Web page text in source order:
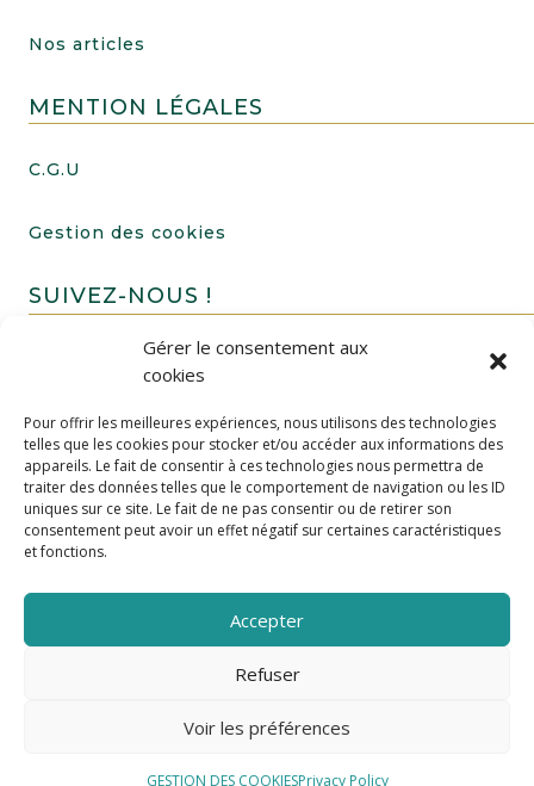
Gérer le consentement aux
cookies
Pour offrir les meilleures expériences, nous utilisons des technologies
telles que les cookies pour stocker et/ou accéder aux informations des
appareils. Le fait de consentir à ces technologies nous permettra de
traiter des données telles que le comportement de navigation ou les ID
uniques sur ce site. Le fait de ne pas consentir ou de retirer son
consentement peut avoir un effet négatif sur certaines caractéristiques
et fonctions.
Accepter
Refuser
Voir les préférences
GESTION DES COOKIESPrivacy Policy
Nos articles
MENTION LÉGALES
C.G.U
Gestion des cookies
SUIVEZ-NOUS !
FAIRE UN DON